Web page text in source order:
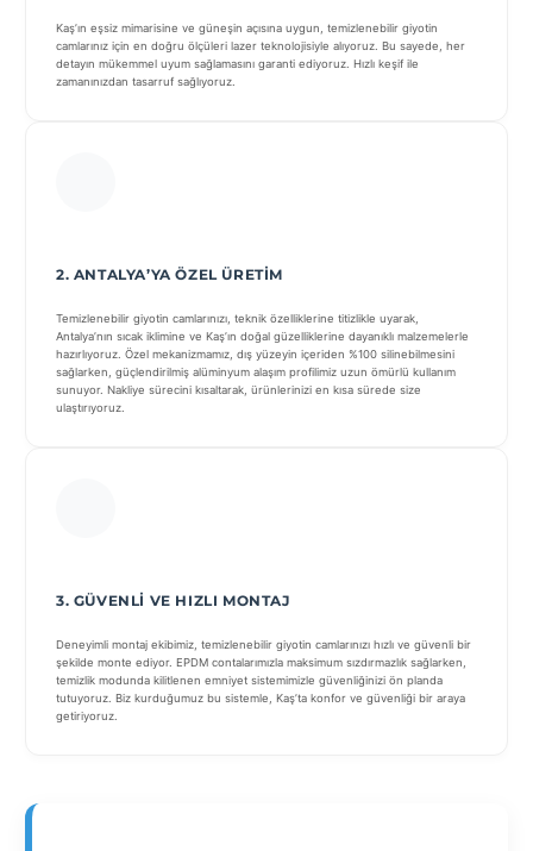
Kaş’ın eşsiz mimarisine ve güneşin açısına uygun, temizlenebilir giyotin
camlarınız için en doğru ölçüleri lazer teknolojisiyle alıyoruz. Bu sayede, her
detayın mükemmel uyum sağlamasını garanti ediyoruz. Hızlı keşif ile
zamanınızdan tasarruf sağlıyoruz.
2. ANTALYA’YA ÖZEL ÜRETIM
Temizlenebilir giyotin camlarınızı, teknik özelliklerine titizlikle uyarak,
Antalya’nın sıcak iklimine ve Kaş’ın doğal güzelliklerine dayanıklı malzemelerle
hazırlıyoruz. Özel mekanizmamız, dış yüzeyin içeriden %100 silinebilmesini
sağlarken, güçlendirilmiş alüminyum alaşım profilimiz uzun ömürlü kullanım
sunuyor. Nakliye sürecini kısaltarak, ürünlerinizi en kısa sürede size
ulaştırıyoruz.
3. GÜVENLI VE HIZLI MONTAJ
Deneyimli montaj ekibimiz, temizlenebilir giyotin camlarınızı hızlı ve güvenli bir
şekilde monte ediyor. EPDM contalarımızla maksimum sızdırmazlık sağlarken,
temizlik modunda kilitlenen emniyet sistemimizle güvenliğinizi ön planda
tutuyoruz. Biz kurduğumuz bu sistemle, Kaş’ta konfor ve güvenliği bir araya
getiriyoruz.